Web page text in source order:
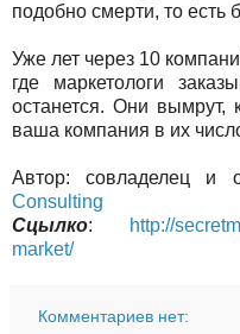
подобно смерти, то есть
Уже лет через 10
где маркетологи
останется. Они вымрут,
ваша компания в их
Автор: совладелец и
Consulting
Сцылко:
http://
market/
Комментариев нет: